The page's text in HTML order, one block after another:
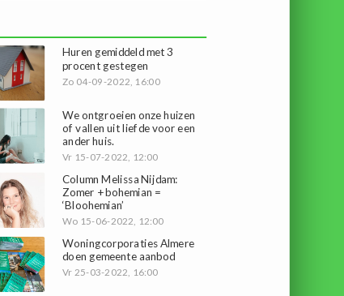
Huren gemiddeld met 3
procent gestegen
Zo 04-09-2022, 16:00
We ontgroeien onze huizen
of vallen uit liefde voor een
ander huis.
Vr 15-07-2022, 12:00
Column Melissa Nijdam:
Zomer + bohemian =
‘Bloohemian’
Wo 15-06-2022, 12:00
Woningcorporaties Almere
doen gemeente aanbod
Vr 25-03-2022, 16:00